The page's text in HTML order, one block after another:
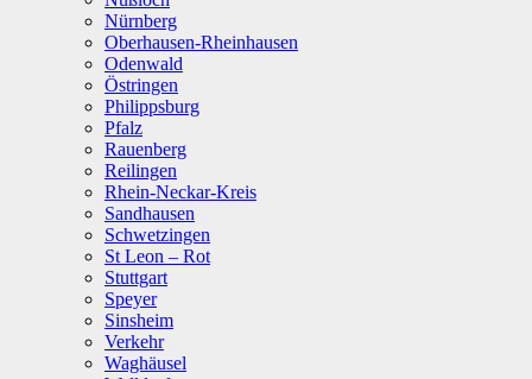
Nürnberg
Oberhausen-Rheinhausen
Odenwald
Östringen
Philippsburg
Pfalz
Rauenberg
Reilingen
Rhein-Neckar-Kreis
Sandhausen
Schwetzingen
St Leon – Rot
Stuttgart
Speyer
Sinsheim
Verkehr
Waghäusel